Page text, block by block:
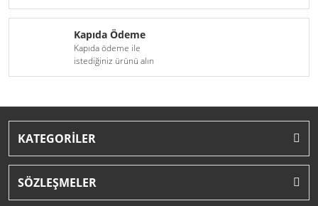
Kapıda Ödeme
Kapıda ödeme ile
istediğiniz ürünü alın
KATEGORİLER
SÖZLEŞMELER